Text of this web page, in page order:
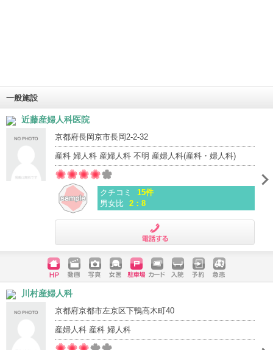
一般施設
近藤産婦人科医院
京都府長岡京市長岡2-2-32
産科 婦人科 産婦人科 不明 産婦人科(産科・婦人科)
クチコミ
15件
男女比 2：8
ホームペ
ージ
動画 写真 女医 駐車場
クレジッ
入院 予約 急患
川村産婦人科
京都府京都市左京区下鴨高木町40
産婦人科 産科 婦人科